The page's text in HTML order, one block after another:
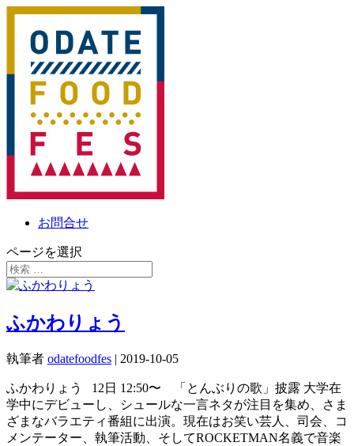
お問合せ
ページを選択
ふかわりょう
執筆者 odatefoodfes | 2019-10-05
ふかわりょう 12日 12:50〜 「とんぶりの歌」披露 大学在
学中にデビューし、シュールな一言ネタが注目を集め、さま
ざまなバラエティ番組に出演。現在はお笑い芸人、司会、コ
メンテーター、執筆活動、そしてROCKETMAN名義で音楽